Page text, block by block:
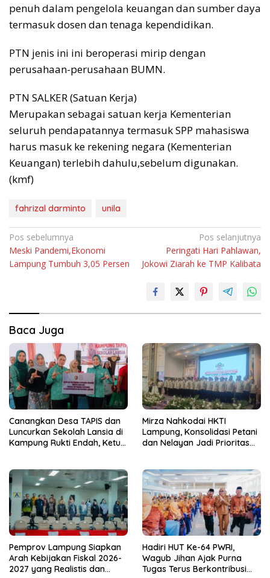
penuh dalam pengelola keuangan dan sumber daya
termasuk dosen dan tenaga kependidikan.
PTN jenis ini ini beroperasi mirip dengan
perusahaan-perusahaan BUMN.
PTN SALKER (Satuan Kerja)
Merupakan sebagai satuan kerja Kementerian
seluruh pendapatannya termasuk SPP mahasiswa
harus masuk ke rekening negara (Kementerian
Keuangan) terlebih dahulu,sebelum digunakan.
(kmf)
fahrizal darminto unila
Navigasi
pos
Pos sebelumnya
Meski Pandemi,Ekonomi
Lampung Tumbuh 3,05 Persen
Pos selanjutnya
Peringati Hari Pahlawan,
Jokowi Ziarah ke TMP Kalibata
Baca Juga
Canangkan Desa TAPIS dan
Luncurkan Sekolah Lansia di
Kampung Rukti Endah, Ketua
dari Desa
Mirza Nahkodai HKTI
Lampung, Konsolidasi Petani
dan Nelayan Jadi Prioritas
Pemprov Lampung Siapkan
Arah Kebijakan Fiskal 2026-
2027 yang Realistis dan
Hadiri HUT Ke-64 PWRI,
Wagub Jihan Ajak Purna
Tugas Terus Berkontribusi